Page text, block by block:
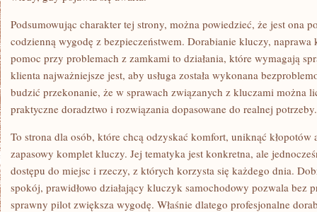
Podsumowując charakter tej strony, można powiedzieć, że jest ona
codzienną wygodę z bezpieczeństwem. Dorabianie kluczy,
pomoc przy problemach z zamkami to działania, które wymagają
klienta najważniejsze jest, aby usługa została wykonana
budzić przekonanie, że w sprawach związanych z kluczami można
praktyczne doradztwo i rozwiązania dopasowane do realnej potrzeby.
To strona dla osób, które chcą odzyskać komfort, uniknąć kłopotów
zapasowy komplet kluczy. Jej tematyka jest konkretna, ale
dostępu do miejsc i rzeczy, z których korzysta się każdego dnia.
spokój, prawidłowo działający kluczyk samochodowy pozwala bez
sprawny pilot zwiększa wygodę. Właśnie dlatego profesjonalne